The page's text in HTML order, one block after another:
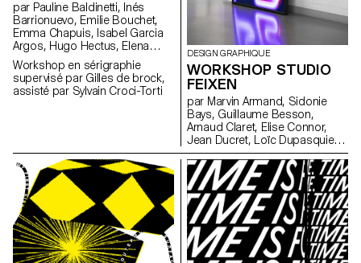
par Pauline Baldinetti, Inés
Barrionuevo, Emilie Bouchet,
Emma Chapuis, Isabel Garcia
Argos, Hugo Hectus, Elena
Najdovski, Julie Neuhaus, Thaïs
Nguyen Huu, Lynne Nougou,
Laetitia Paroz, Guillaume Pavia,
Ares Pedroli, Amanda Puna,
Workshop en sérigraphie
supervisé par Gilles de brock,
assisté par Sylvain Croci-Torti
DESIGN GRAPHIQUE
WORKSHOP STUDIO
FEIXEN
par Marvin Armand, Sidonie
Bays, Guillaume Besson,
Arnaud Claret, Elise Connor,
Jean Ducret, Loïc Dupasquier,
Astrid Durand, Basile Fournier,
Leah Hardy, Lucas Haussener,
Bruno Jolliet, Alexandre
Lescieux, Niki Paltenghi, Noé
Proton, Aurore Péry, Lou Rais,
Jean Reynaud, Arthur Seguin,
Andréa Uldry